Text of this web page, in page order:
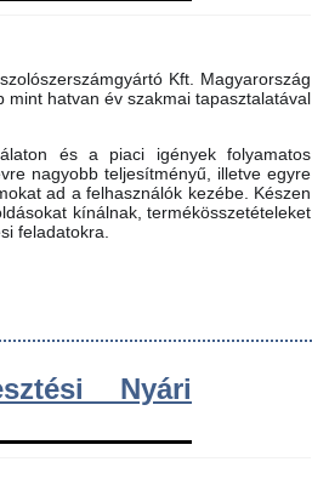
Kft. Magyarország
hatvan év szakmai tapasztalatával
és a piaci igények folyamatos
nagyobb teljesítményű, illetve egyre
ad a felhasználók kezébe. Készen
kínálnak, termékösszetételeket
feladatokra.
Nyári